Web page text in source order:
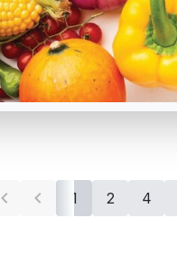
1 2 4